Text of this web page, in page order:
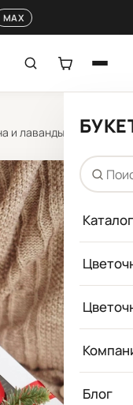
MAX
Каталог
Блог
и лаванды